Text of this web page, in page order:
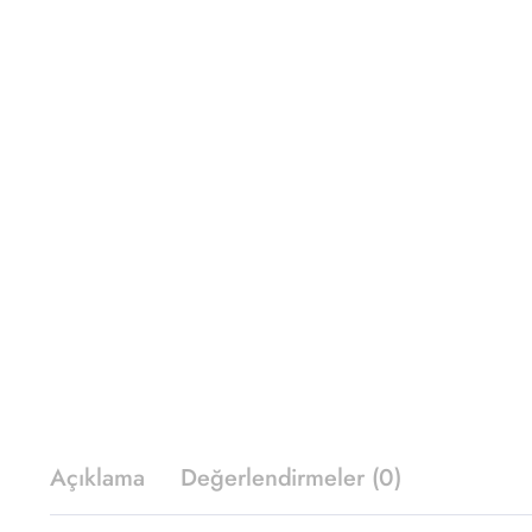
Açıklama Değerlendirmeler (0)